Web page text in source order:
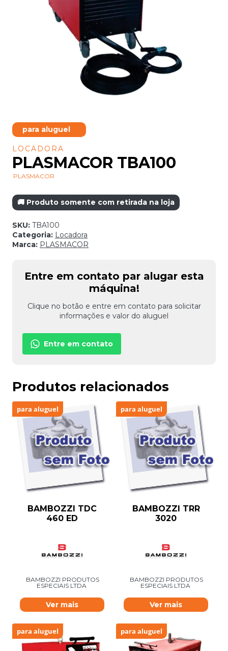
para aluguel
LOCADORA
PLASMACOR TBA100
PLASMACOR
🚚 Produto somente com retirada na loja
SKU: TBA100
Categoria: Locadora
Marca: PLASMACOR
Entre em contato par alugar esta
máquina!
Clique no botão e entre em contato para solicitar
informações e valor do aluguel
Entre em contato
Produtos relacionados
para aluguel
BAMBOZZI TDC
460 ED
BAMBOZZI PRODUTOS
ESPECIAIS LTDA
Ver mais
para aluguel
BAMBOZZI TRR
3020
BAMBOZZI PRODUTOS
ESPECIAIS LTDA
Ver mais
para aluguel para aluguel